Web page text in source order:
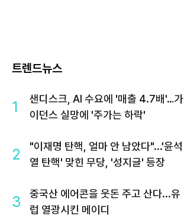
트렌드뉴스
1
샌디스크, AI 수요에 '매출 4.7배'…가
이던스 실망에 '주가는 하락'
2
"이재명 탄핵, 얼마 안 남았다"...'윤석
열 탄핵' 맞힌 무당, '성지글' 등장
3
중국산 에어콘을 웃돈 주고 산다...유
럽 열광시킨 메이디